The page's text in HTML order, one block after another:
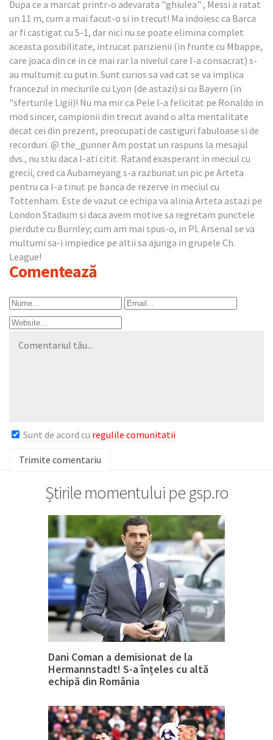
Dupa ce a marcat printr-o adevarata "ghiulea" , Messi a ratat
un 11 m, cum a mai facut-o si in trecut! Ma indoiesc ca Barca
ar fi castigat cu 5-1, dar nici nu se poate elimina complet
aceasta posibilitate, intrucat parizienii (in frunte cu Mbappe,
care joaca din ce in ce mai rar la nivelul care l-a consacrat) s-
au multumit cu putin. Sunt curios sa vad cat se va implica
francezul in meciurile cu Lyon (de astazi) si cu Bayern (in
"sferturile Ligii)! Nu ma mir ca Pele l-a felicitat pe Ronaldo in
mod sincer, campionii din trecut avand o alta mentalitate
decat cei din prezent, preocupati de castiguri fabuloase si de
recorduri. @ the_gunner Am postat un raspuns la mesajul
dvs., nu stiu daca l-ati citit. Ratand exasperant in meciul cu
grecii, cred ca Aubameyang s-a razbunat un pic pe Arteta
pentru ca l-a tinut pe banca de rezerve in meciul cu
Tottenham. Este de vazut ce echipa va alinia Arteta astazi pe
London Stadium si daca avem motive sa regretam punctele
pierdute cu Burnley; cum am mai spus-o, in PL Arsenal se va
multumi sa-i impiedice pe altii sa ajunga in grupele Ch.
League!
Comentează
Sunt de acord cu regulile comunitatii
Știrile momentului pe gsp.ro
Dani Coman a demisionat de la
Hermannstadt! S-a înțeles cu altă
echipă din România